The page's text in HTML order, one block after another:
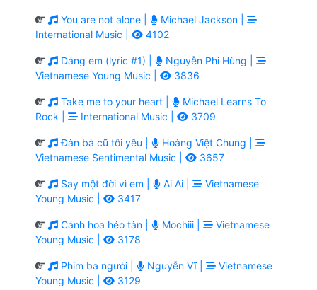
You are not alone |
Michael Jackson |
International Music |
4102
Dáng em (lyric #1) |
Nguyễn Phi Hùng |
Vietnamese Young Music |
3836
Take me to your heart |
Michael Learns To
Rock |
International Music | 3709
Đàn bà cũ tôi yêu |
Hoàng Việt Chung |
Vietnamese Sentimental Music |
3657
Say một đời vì em | Ai Ai |
Vietnamese
Young Music |
3417
Cánh hoa héo tàn | Mochiii |
Vietnamese
Young Music |
3178
Phim ba người | Nguyễn Vĩ |
Vietnamese
Young Music |
3129